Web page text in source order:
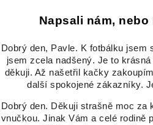
Napsali nám,
Dobrý den, Pavle. K fotbálku jsem
jsem zcela nadšený. Je to
děkuji. Až našetřil kačky
další spokojené zákazníky.
Dobrý den. Děkuji strašně moc za
vnučkou. Jinak Vám a celé rodině